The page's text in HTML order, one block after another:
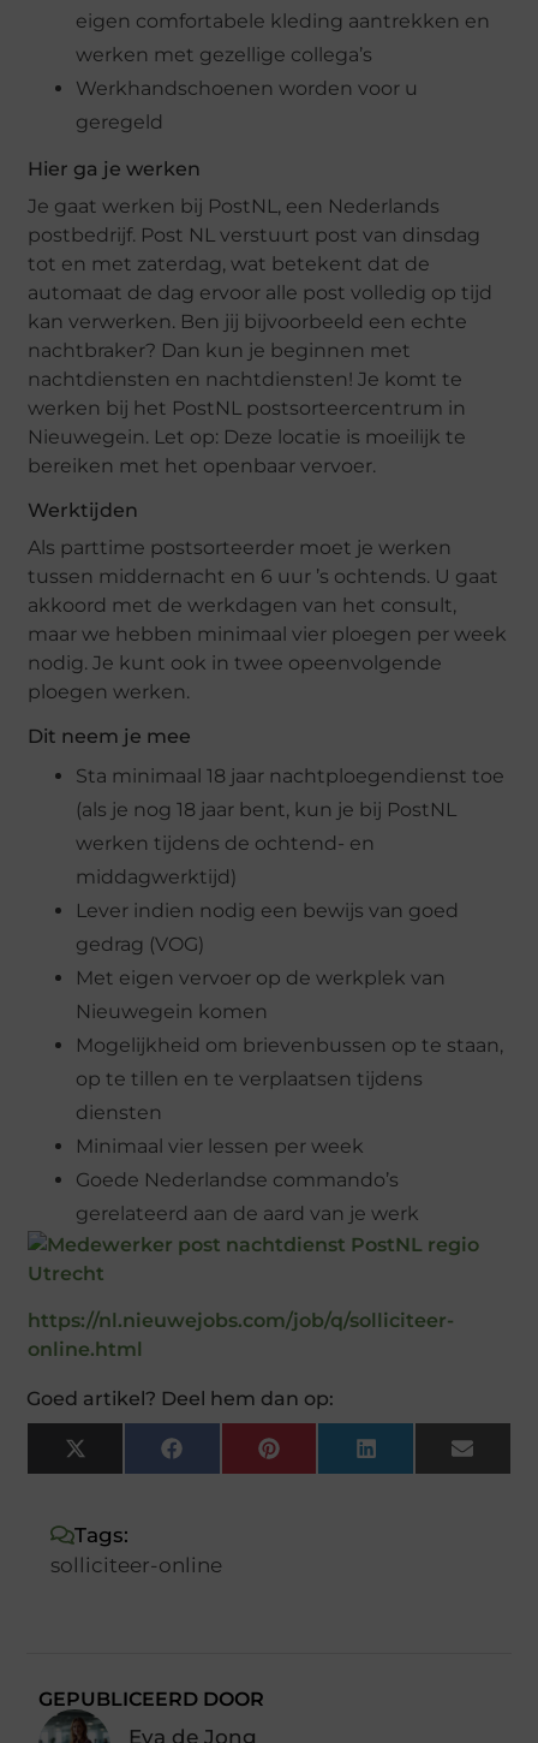
eigen comfortabele kleding aantrekken en
werken met gezellige collega’s
Werkhandschoenen worden voor u
geregeld
Hier ga je werken
Je gaat werken bij PostNL, een Nederlands
postbedrijf. Post NL verstuurt post van dinsdag
tot en met zaterdag, wat betekent dat de
automaat de dag ervoor alle post volledig op tijd
kan verwerken. Ben jij bijvoorbeeld een echte
nachtbraker? Dan kun je beginnen met
nachtdiensten en nachtdiensten! Je komt te
werken bij het PostNL postsorteercentrum in
Nieuwegein. Let op: Deze locatie is moeilijk te
bereiken met het openbaar vervoer.
Werktijden
Als parttime postsorteerder moet je werken
tussen middernacht en 6 uur ’s ochtends. U gaat
akkoord met de werkdagen van het consult,
maar we hebben minimaal vier ploegen per week
nodig. Je kunt ook in twee opeenvolgende
ploegen werken.
Dit neem je mee
Sta minimaal 18 jaar nachtploegendienst toe
(als je nog 18 jaar bent, kun je bij PostNL
werken tijdens de ochtend- en
middagwerktijd)
Lever indien nodig een bewijs van goed
gedrag (VOG)
Met eigen vervoer op de werkplek van
Nieuwegein komen
Mogelijkheid om brievenbussen op te staan,
op te tillen en te verplaatsen tijdens
diensten
Minimaal vier lessen per week
Goede Nederlandse commando’s
gerelateerd aan de aard van je werk
https://nl.nieuwejobs.com/job/q/solliciteer-
online.html
Goed artikel? Deel hem dan op:
X
(Twitter)
FacebookPinterestLinkedInEmail
Tags:
solliciteer-online
GEPUBLICEERD DOOR
Eva de Jong